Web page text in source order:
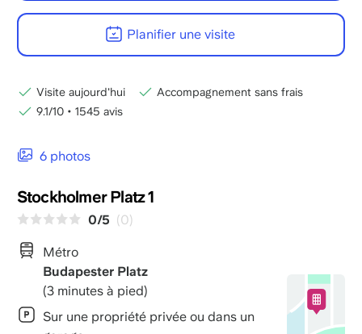
6 photos
Stockholmer Platz 1
0/5 (0)
Métro
Budapester Platz
(3 minutes à pied)
Sur une propriété privée ou dans un
Planifier une visite
Visite aujourd'hui
Accompagnement sans frais
9.1/10 • 1545 avis